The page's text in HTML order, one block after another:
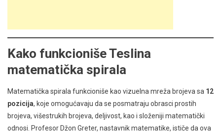
Kako funkcioniše Teslina
matematička spirala
Matematička spirala funkcioniše kao vizuelna mreža brojeva sa 12
pozicija, koje omogućavaju da se posmatraju obrasci prostih
brojeva, višestrukih brojeva, deljivost, kao i složeniji matematički
odnosi. Profesor Džon Greter, nastavnik matematike, ističe da ova